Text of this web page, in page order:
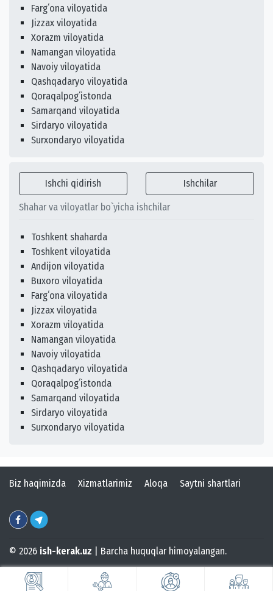
Fargʻona viloyatida
Jizzax viloyatida
Xorazm viloyatida
Namangan viloyatida
Navoiy viloyatida
Qashqadaryo viloyatida
Qoraqalpogʻistonda
Samarqand viloyatida
Sirdaryo viloyatida
Surxondaryo viloyatida
Ishchi qidirish Ishchilar
Shahar va viloyatlar bo`yicha ishchilar
Toshkent shaharda
Toshkent viloyatida
Andijon viloyatida
Buxoro viloyatida
Fargʻona viloyatida
Jizzax viloyatida
Xorazm viloyatida
Namangan viloyatida
Navoiy viloyatida
Qashqadaryo viloyatida
Qoraqalpogʻistonda
Samarqand viloyatida
Sirdaryo viloyatida
Surxondaryo viloyatida
Biz haqimizda Xizmatlarimiz Aloqa Saytni shartlari
© 2026 ish-kerak.uz | Barcha huquqlar himoyalangan.